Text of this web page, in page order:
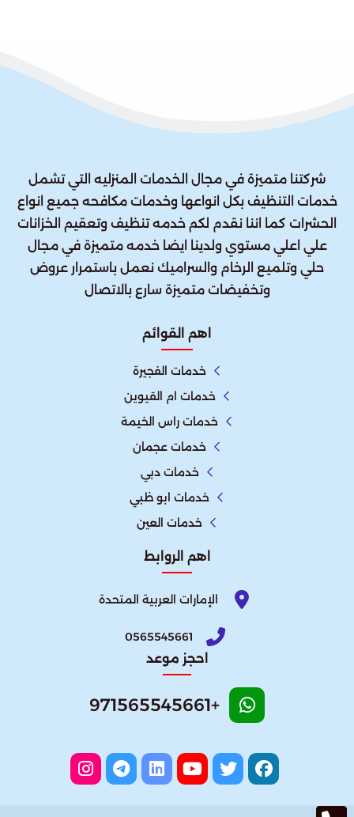
شركتنا متميزة في مجال الخدمات المنزليه التي تشمل
خدمات التنظيف بكل انواعها وخدمات مكافحه جميع انواع
الحشرات كما اننا نقدم لكم خدمه تنظيف وتعقيم الخزانات
علي اعلي مستوي ولدينا ايضا خدمه متميزة في مجال
حلي وتلميع الرخام والسراميك نعمل باستمرار عروض
وتخفيضات متميزة سارع بالاتصال
اهم القوائم
خدمات الفجيرة
خدمات ام القيوين
خدمات راس الخيمة
خدمات عجمان
خدمات دبي
خدمات ابو ظبي
خدمات العين
اهم الروابط
الإمارات العربية المتحدة​
0565545661
احجز موعد
+971565545661